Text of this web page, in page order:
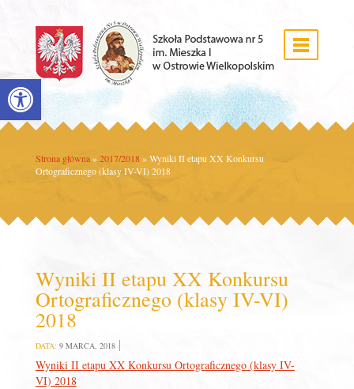
Open toolbar
Strona główna » 2017/2018 »Wyniki II etapu XX Konkursu
Ortograficznego (klasy IV-VI) 2018
Wyniki II etapu XX Konkursu
Ortograficznego (klasy IV-VI)
2018
DATA: 9 MARCA, 2018
Wyniki II etapu XX Konkursu Ortograficznego (klasy IV-
VI) 2018